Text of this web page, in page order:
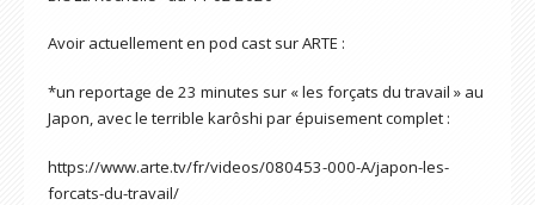
Avoir actuellement en pod cast sur ARTE :
*un reportage de 23 minutes sur « les forçats du travail » au
Japon, avec le terrible karôshi par épuisement complet :
https://www.arte.tv/fr/videos/080453-000-A/japon-les-
forcats-du-travail/